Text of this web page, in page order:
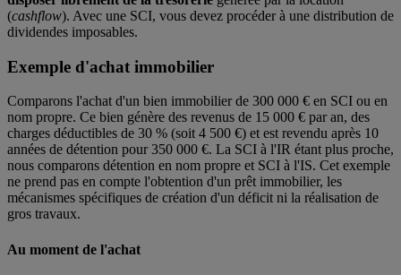
(cashflow). Avec une SCI, vous devez procéder à une distribution de
dividendes imposables.
Exemple d'achat immobilier
Comparons l'achat d'un bien immobilier de 300 000 € en SCI ou en
nom propre. Ce bien génère des revenus de 15 000 € par an, des
charges déductibles de 30 % (soit 4 500 €) et est revendu après 10
années de détention pour 350 000 €. La SCI à l'IR étant plus proche,
nous comparons détention en nom propre et SCI à l'IS. Cet exemple
ne prend pas en compte l'obtention d'un prêt immobilier, les
mécanismes spécifiques de création d'un déficit ni la réalisation de
gros travaux.
Au moment de l'achat